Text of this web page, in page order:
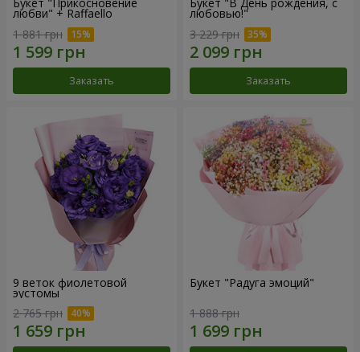
любви" + Raffaello
1 881 грн
Заказать
любовью!"
3 229 грн
Заказать
9 веток фиолетовой
эустомы
2 765 грн
Букет "Радуга эмоций"
1 888 грн